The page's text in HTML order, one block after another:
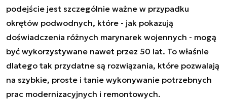
podejście jest szczególnie ważne w przypadku
okrętów podwodnych, które - jak pokazują
doświadczenia różnych marynarek wojennych - mogą
być wykorzystywane nawet przez 50 lat. To właśnie
dlatego tak przydatne są rozwiązania, które pozwalają
na szybkie, proste i tanie wykonywanie potrzebnych
prac modernizacyjnych i remontowych.